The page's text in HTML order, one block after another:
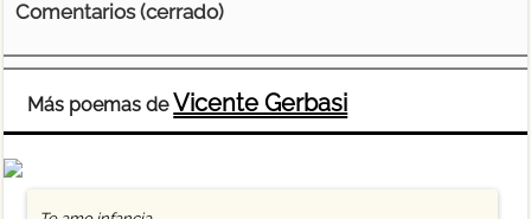
Comentarios (cerrado)
Más poemas deVicente Gerbasi